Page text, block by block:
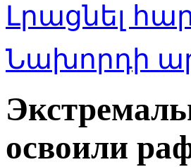
Լրացնել
Նախորդի
освоили